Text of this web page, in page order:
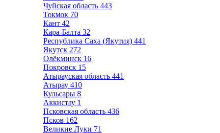
Чуйская область 443
Токмок 70
Кант 42
Кара-Балта 32
Республика Саха (Якутия) 441
Якутск 272
Олёкминск 16
Покровск 15
Атырауская область 441
Атырау 410
Кульсары 8
Аккистау 1
Псковская область 436
Псков 162
Великие Луки 71